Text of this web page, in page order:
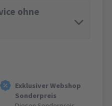
ohne
Exklusiver Webshop
Sonderpreis